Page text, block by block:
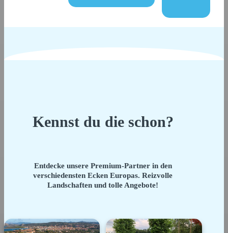
Kennst du die schon?
Entdecke unsere Premium-Partner in den
verschiedensten Ecken Europas. Reizvolle
Landschaften und tolle Angebote!